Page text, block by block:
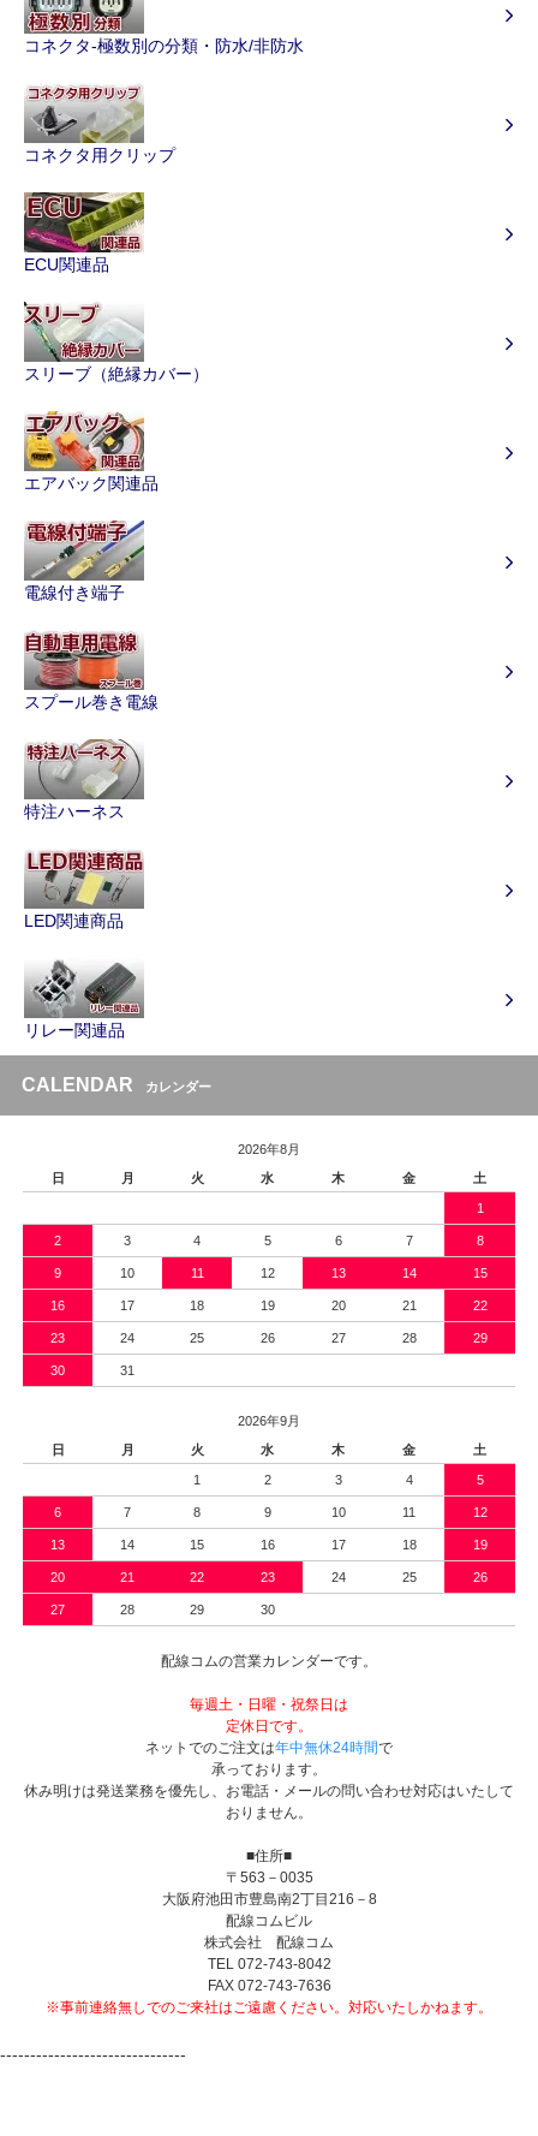
コネクタ-極数別の分類・防水/非防水
コネクタ用クリップ
ECU関連品
スリーブ（絶縁カバー）
エアバック関連品
電線付き端子
スプール巻き電線
特注ハーネス
LED関連商品
リレー関連品
CALENDAR カレンダー
2026年8月
日
月 火 水 木 金 土
1
2 3 4 5 6 7 8
9 10 11 12 13 14 15
16 17 18 19 20 21 22
23 24 25 26 27 28 29
30 31
2026年9月
日
月 火 水 木 金 土
1 2 3 4 5
6 7 8 9 10 11 12
13 14 15 16 17 18 19
20 21 22 23 24 25 26
27 28 29 30
配線コムの営業カレンダーです。
毎週土・日曜・祝祭日は
定休日です。
ネットでのご注文は年中無休24時間で
承っております。
休み明けは発送業務を優先し、お電話・メールの問い合わせ対応はいたして
おりません。
■住所■
〒563－0035
大阪府池田市豊島南2丁目216－8
配線コムビル
株式会社 配線コム
TEL 072-743-8042
FAX 072-743-7636
※事前連絡無しでのご来社はご遠慮ください。対応いたしかねます。
-------------------------------